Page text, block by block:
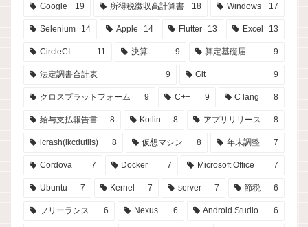
Google 19 所得税徴収高計算書 18 Windows 17
Selenium 14 Apple 14 Flutter 13 Excel 13
CircleCI 11 決算 9 算定基礎届 9
法定調書合計表 9 Git 9
クロスプラットフォーム 9 C++ 9 C lang 8
給与支払報告書 8 Kotlin 8 アプリリリース 8
lcrash(lkcdutils) 8 仮想マシン 8 年末調整 7
Cordova 7 Docker 7 Microsoft Office 7
Ubuntu 7 Kernel 7 server 7 節税 6
フリーランス 6 Nexus 6 Android Studio 6